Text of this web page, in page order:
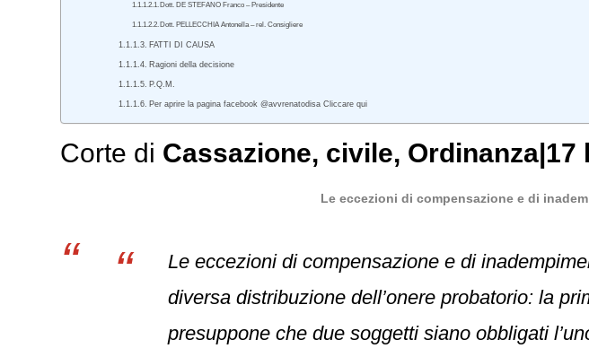
Dott. DE STEFANO Franco – Presidente
Dott. PELLECCHIA Antonella – rel. Consigliere
FATTI DI CAUSA
Ragioni della decisione
P.Q.M.
Per aprire la pagina facebook @avvrenatodisa Cliccare qui
Corte di Cassazione, civile, Ordinanza|17
Le eccezioni di compensazione e di
Le eccezioni di compensazione e di
diversa distribuzione dell’onere probatorio: la
presuppone che due soggetti siano obbligati